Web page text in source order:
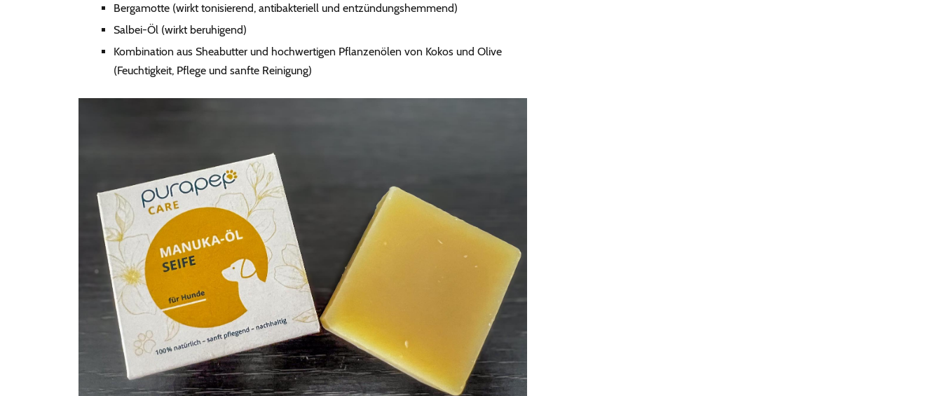
Bergamotte (wirkt tonisierend, antibakteriell und entzündungshemmend)
Salbei-Öl (wirkt beruhigend)
Kombination aus Sheabutter und hochwertigen Pflanzenölen von Kokos und Olive
(Feuchtigkeit, Pflege und sanfte Reinigung)